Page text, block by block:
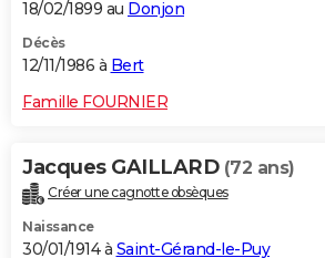
18/02/1899 au Donjon
Décès
12/11/1986 à Bert
Famille FOURNIER
Jacques GAILLARD (72 ans)
Créer une cagnotte obsèques
Naissance
30/01/1914 à Saint-Gérand-le-Puy